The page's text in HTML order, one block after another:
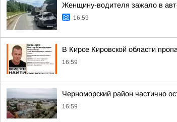
Женщину-водителя зажало в
16:59
В Кирсе Кировской области
16:59
Черноморский район частично
16:59